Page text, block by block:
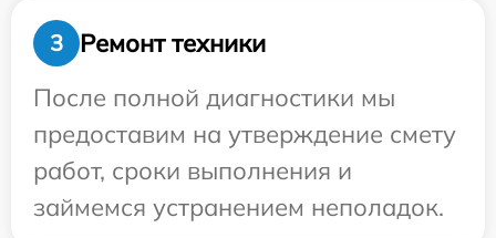
3
Ремонт техники
После полной диагностики мы
предоставим на утверждение смету
работ, сроки выполнения и
займемся устранением неполадок.